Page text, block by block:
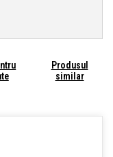
Produsul
similar